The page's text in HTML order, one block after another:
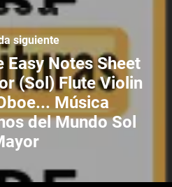
siguiente
Easy Notes Sheet
(Sol) Flute Violin
Música
del Mundo Sol